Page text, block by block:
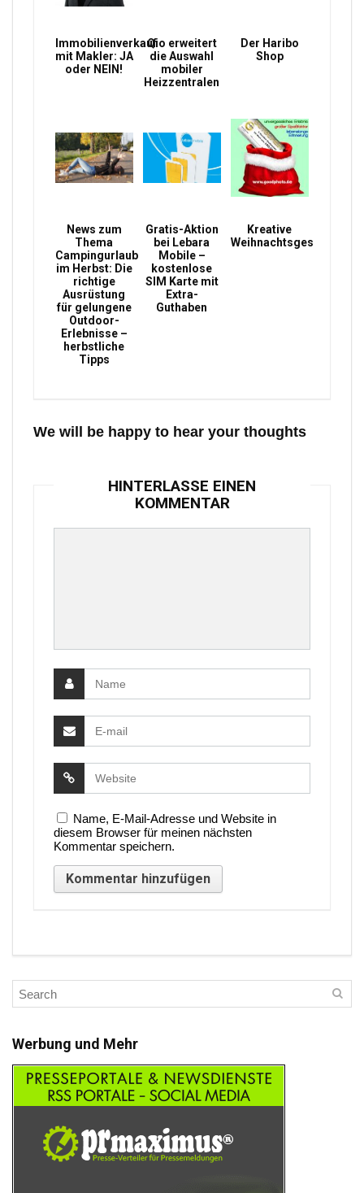
Immobilienverkauf
mit Makler: JA
oder NEIN!
Qio erweitert
die Auswahl
mobiler
Heizzentralen
Der Haribo
Shop
News zum
Thema
Campingurlaub
im Herbst: Die
richtige
Ausrüstung
für gelungene
Outdoor-
Erlebnisse –
herbstliche
Tipps
Gratis-Aktion
bei Lebara
Mobile –
kostenlose
SIM Karte mit
Extra-
Guthaben
Kreative
Weihnachtsgeschenke
We will be happy to hear your thoughts
HINTERLASSE EINEN
KOMMENTAR
Name, E-Mail-Adresse und Website in
diesem Browser für meinen nächsten
Kommentar speichern.
Werbung und Mehr